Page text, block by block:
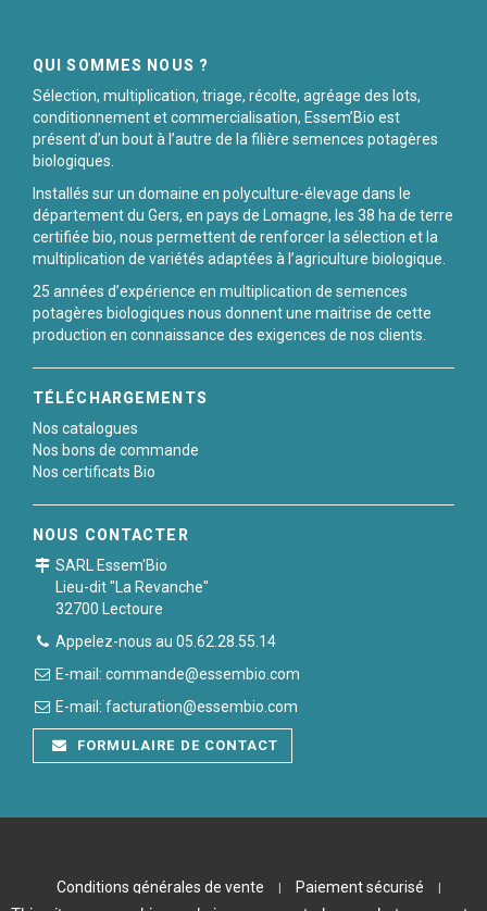
QUI SOMMES NOUS ?
Sélection, multiplication, triage, récolte, agréage des lots,
conditionnement et commercialisation, Essem’Bio est
présent d’un bout à l’autre de la filière semences potagères
biologiques.
Installés sur un domaine en polyculture-élevage dans le
département du Gers, en pays de Lomagne, les 38 ha de terre
certifiée bio, nous permettent de renforcer la sélection et la
multiplication de variétés adaptées à l’agriculture biologique.
25 années d’expérience en multiplication de semences
potagères biologiques nous donnent une maitrise de cette
production en connaissance des exigences de nos clients.
TÉLÉCHARGEMENTS
Nos catalogues
Nos bons de commande
Nos certificats Bio
NOUS CONTACTER
SARL Essem'Bio
Lieu-dit "La Revanche"
32700 Lectoure
Appelez-nous au 05.62.28.55.14
E-mail: commande@essembio.com
E-mail: facturation@essembio.com
FORMULAIRE DE CONTACT
Conditions générales de vente Paiement sécurisé